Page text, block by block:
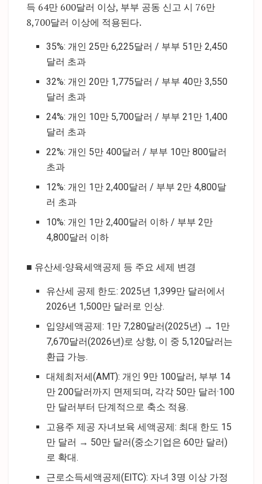
득 64만 600달러 이상, 부부 공동 신고 시 76만
8,700달러 이상에 적용된다.
35%: 개인 25만 6,225달러 / 부부 51만 2,450
달러 초과
32%: 개인 20만 1,775달러 / 부부 40만 3,550
달러 초과
24%: 개인 10만 5,700달러 / 부부 21만 1,400
달러 초과
22%: 개인 5만 400달러 / 부부 10만 800달러
초과
12%: 개인 1만 2,400달러 / 부부 2만 4,800달
러 초과
10%: 개인 1만 2,400달러 이하 / 부부 2만
4,800달러 이하
■ 유산세·양육세액공제 등 주요 세제 변경
유산세 공제 한도: 2025년 1,399만 달러에서
2026년 1,500만 달러로 인상.
입양세액공제: 1만 7,280달러(2025년) → 1만
7,670달러(2026년)로 상향, 이 중 5,120달러는
환급 가능.
대체최저세(AMT): 개인 9만 100달러, 부부 14
만 200달러까지 면제되며, 각각 50만 달러·100
만 달러부터 단계적으로 축소 적용.
고용주 제공 자녀보육 세액공제: 최대 한도 15
만 달러 → 50만 달러(중소기업은 60만 달러)
로 확대.
근로소득세액공제(EITC): 자녀 3명 이상 가정